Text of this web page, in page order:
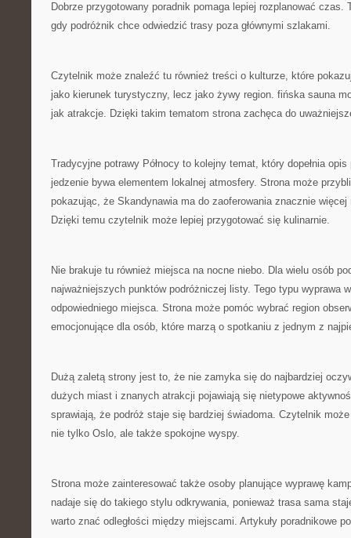
Dobrze przygotowany poradnik pomaga lepiej rozplanować czas.
gdy podróżnik chce odwiedzić trasy poza głównymi szlakami.
Czytelnik może znaleźć tu również treści o kulturze, które
jako kierunek turystyczny, lecz jako żywy region. fińska sauna
jak atrakcje. Dzięki takim tematom strona zachęca do
Tradycyjne potrawy Północy to kolejny temat, który dopełnia
jedzenie bywa elementem lokalnej atmosfery. Strona może
pokazując, że Skandynawia ma do zaoferowania znacznie
Dzięki temu czytelnik może lepiej przygotować się kulinarnie.
Nie brakuje tu również miejsca na nocne niebo. Dla wielu osób
najważniejszych punktów podróżniczej listy. Tego typu wyprawa
odpowiedniego miejsca. Strona może pomóc wybrać region
emocjonujące dla osób, które marzą o spotkaniu z jednym z
Dużą zaletą strony jest to, że nie zamyka się do najbardziej
dużych miast i znanych atrakcji pojawiają się nietypowe
sprawiają, że podróż staje się bardziej świadoma. Czytelnik
nie tylko Oslo, ale także spokojne wyspy.
Strona może zainteresować także osoby planujące wyprawę
nadaje się do takiego stylu odkrywania, ponieważ trasa sama
warto znać odległości między miejscami. Artykuły poradnikowe